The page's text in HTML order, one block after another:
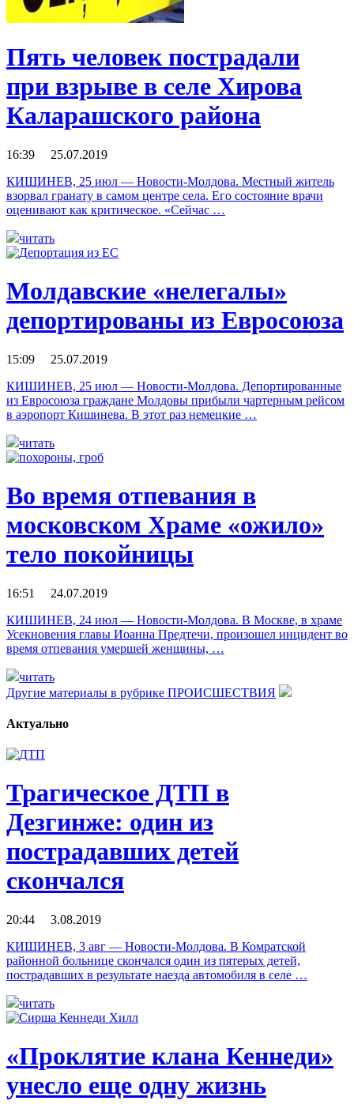
Пять человек пострадали
при взрыве в селе Хирова
Каларашского района
16:39 25.07.2019
КИШИНЕВ, 25 июл — Новости-Молдова. Местный житель
взорвал гранату в самом центре села. Его состояние врачи
оценивают как критическое. «Сейчас …
читать
Молдавские «нелегалы»
депортированы из Евросоюза
15:09 25.07.2019
КИШИНЕВ, 25 июл — Новости-Молдова. Депортированные
из Евросоюза граждане Молдовы прибыли чартерным рейсом
в аэропорт Кишинева. В этот раз немецкие …
читать
Во время отпевания в
московском Храме «ожило»
тело покойницы
16:51 24.07.2019
КИШИНЕВ, 24 июл — Новости-Молдова. В Москве, в храме
Усекновения главы Иоанна Предтечи, произошел инцидент во
время отпевания умершей женщины, …
читать
Другие материалы в рубрике ПРОИСШЕСТВИЯ
Актуально
Трагическое ДТП в
Дезгинже: один из
пострадавших детей
скончался
20:44 3.08.2019
КИШИНЕВ, 3 авг — Новости-Молдова. В Комратской
районной больнице скончался один из пятерых детей,
пострадавших в результате наезда автомобиля в селе …
читать
«Проклятие клана Кеннеди»
унесло еще одну жизнь